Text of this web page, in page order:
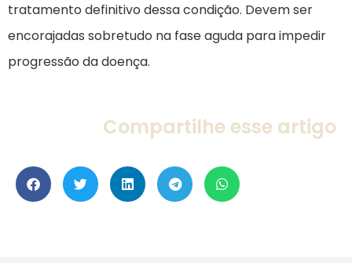
tratamento definitivo dessa condição. Devem ser
encorajadas sobretudo na fase aguda para impedir
progressão da doença.
Compartilhe esse artigo